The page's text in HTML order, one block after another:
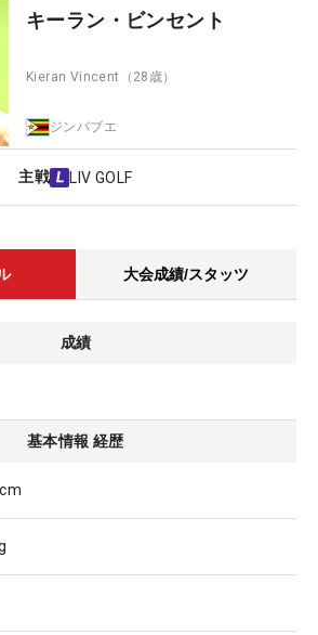
キーラン・ビンセント
Kieran Vincent （28歳）
ジンバブエ
主戦 LIV GOLF
大会成績/スタッツ
成績
基本情報 経歴